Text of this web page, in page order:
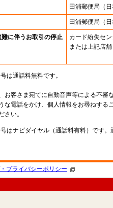
田浦郵便局 （
田浦郵便局 （
に伴うお取引の停止
カード紛失セ
または上記店舗
は通話料無料です。
お客さま宛てに自動音声等による不審
な電話をかけ、個人情報をお尋ねする
さい。
はナビダイヤル（通話料有料）です
プライバシーポリシー